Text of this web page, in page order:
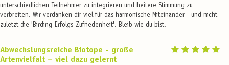
unterschiedlichen Teilnehmer zu integrieren und heitere Stimmung zu
verbreiten. Wir verdanken dir viel für das harmonische Miteinander - und nicht
zuletzt die 'Birding-Erfolgs-Zufriedenheit'. Bleib wie du bist!
Abwechslungsreiche Biotope - große
Artenvielfalt – viel dazu gelernt